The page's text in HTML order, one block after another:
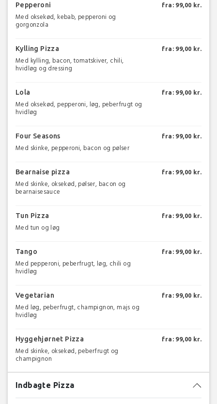
Pepperoni
Med oksekød, kebab, pepperoni og
gorgonzola
fra: 99,00 kr.
Kylling Pizza
Med kylling, bacon, tomatskiver, chili,
hvidløg og dressing
fra: 99,00 kr.
Lola
Med oksekød, pepperoni, løg, peberfrugt og
hvidløg
fra: 99,00 kr.
Four Seasons
Med skinke, pepperoni, bacon og pølser
fra: 99,00 kr.
Bearnaise pizza
Med skinke, oksekød, pølser, bacon og
bearnaisesauce
fra: 99,00 kr.
Tun Pizza
Med tun og løg
fra: 99,00 kr.
Tango
Med pepperoni, peberfrugt, løg, chili og
hvidløg
fra: 99,00 kr.
Vegetarian
Med løg, peberfrugt, champignon, majs og
hvidløg
fra: 99,00 kr.
Hyggehjørnet Pizza
Med skinke, oksekød, peberfrugt og
champignon
fra: 99,00 kr.
Indbagte Pizza